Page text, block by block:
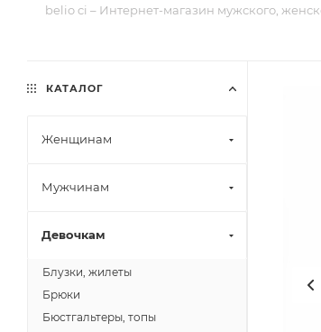
belio ci – Интернет-магазин мужского,
КАТАЛОГ
Женщинам
Мужчинам
Девочкам
Блузки, жилеты
Брюки
Бюстгальтеры, топы